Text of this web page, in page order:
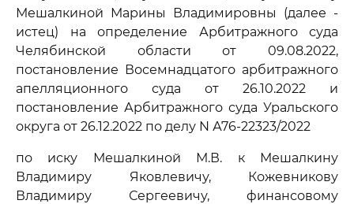
Мешалкиной Марины Владимировны (далее -
истец) на определение Арбитражного суда
Челябинской области от 09.08.2022,
постановление Восемнадцатого арбитражного
апелляционного суда от 26.10.2022 и
постановление Арбитражного суда Уральского
округа от 26.12.2022 по делу N А76-22323/2022
по иску Мешалкиной М.В. к Мешалкину
Владимиру Яковлевичу, Кожевникову
Владимиру Сергеевичу, финансовому